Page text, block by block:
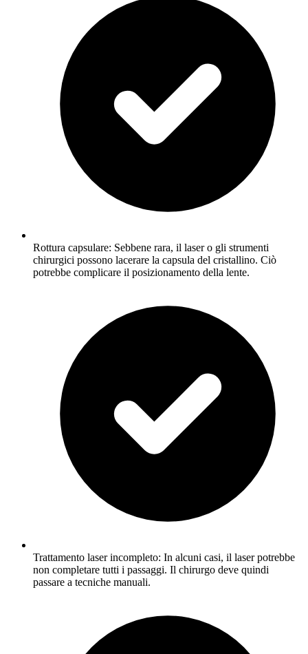
Rottura capsulare: Sebbene rara, il laser o gli strumenti
chirurgici possono lacerare la capsula del cristallino. Ciò
potrebbe complicare il posizionamento della lente.
Trattamento laser incompleto: In alcuni casi, il laser potrebbe
non completare tutti i passaggi. Il chirurgo deve quindi
passare a tecniche manuali.